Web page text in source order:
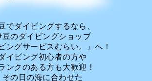
でダイビングするなら、
豆のダイビングショップ
ングサービスむらい。』へ！
イビング初心者の方や
ンクのある方も大歓迎！
その日の海に合わせた